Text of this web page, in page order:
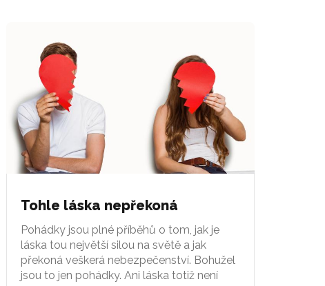
Tohle láska nepřekoná
Pohádky jsou plné příběhů o tom, jak je
láska tou největší silou na světě a jak
překoná veškerá nebezpečenství. Bohužel
jsou to jen pohádky. Ani láska totiž není